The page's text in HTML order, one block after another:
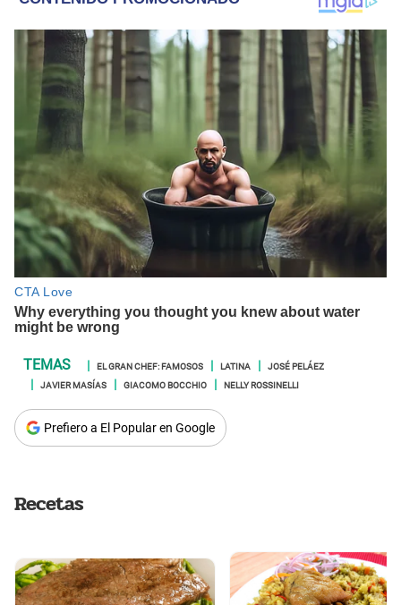
EL GRAN CHEF: FAMOSOS LATINA
JOSÉ PELÁEZ
JAVIER MASÍAS
GIACOMO BOCCHIO NELLY ROSSINELLI
Prefiero a El Popular en Google
Recetas